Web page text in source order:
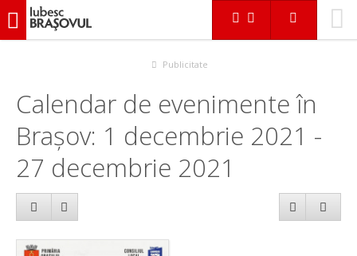
iubescbraşovul.ro
Publicitate
Calendar de evenimente în
Brașov: 1 decembrie 2021 -
27 decembrie 2021